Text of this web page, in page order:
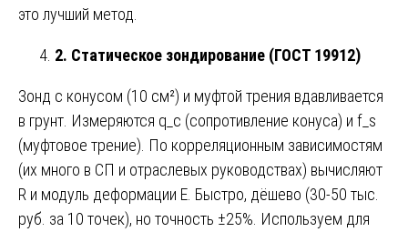
это лучший метод.
2. Статическое зондирование (ГОСТ 19912)
Зонд с конусом (10 см²) и муфтой трения вдавливается
в грунт. Измеряются q_c (сопротивление конуса) и f_s
(муфтовое трение). По корреляционным зависимостям
(их много в СП и отраслевых руководствах) вычисляют
R и модуль деформации E. Быстро, дёшево (30-50 тыс.
руб. за 10 точек), но точность ±25%. Используем для